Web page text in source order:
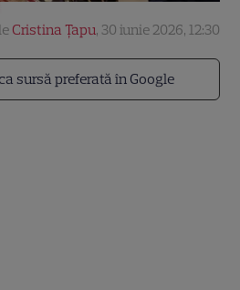
sursă preferată în Google
Cristina Țapu, 30 iunie 2026, 12:30